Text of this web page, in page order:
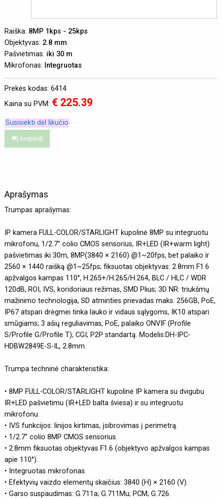
Raiška: 8MP 1kps - 25kps
Objektyvas: 2.8 mm
Pašvietimas: iki 30 m
Mikrofonas: Integruotas
Prekės kodas: 6414
Kaina su PVM: € 225.39
Susisiekti dėl likučio
Į krepšelį
Aprašymas
Trumpas aprašymas:
IP kamera FULL-COLOR/STARLIGHT kupolinė 8MP su integruotu
mikrofonu, 1/2.7” colio CMOS sensorius, IR+LED (IR+warm light)
pašvietimas iki 30m, 8MP(3840 × 2160) @1~20fps, bet palaiko ir
2560 × 1440 raišką @1~25fps; fiksuotas objektyvas: 2.8mm F1.6
apžvalgos kampas 110°, H.265+/H.265/H.264, BLC / HLC / WDR
120dB, ROI, IVS, koridoriaus režimas, SMD Plius; 3D NR: triukšmų
mažinimo technologija, SD atminties prievadas maks. 256GB, PoE,
IP67 atspari drėgmei tinka lauko ir vidaus sąlygoms, IK10 atspari
smūgiams; 3 ašių reguliavimas, PoE, palaiko ONVIF (Profile
S/Profile G/Profile T); CGI; P2P standartą. Modelis:DH-IPC-
HDBW2849E-S-IL, 2.8mm.
Trumpa techninė charakteristika:
• 8MP FULL-COLOR/STARLIGHT kupolinė IP kamera su dvigubu
IR+LED pašvietimu (IR+LED balta šviesa) ir su integruotu
mikrofonu.
• IVS funkcijos: linijos kirtimas, įsibrovimas į perimetrą.
• 1/2.7” colio 8MP CMOS sensorius.
• 2.8mm fiksuotas objektyvas F1.6 (objektyvo apžvalgos kampas
apie 110°).
• Integruotas mikrofonas.
• Efektyvių vaizdo elementų skaičius: 3840 (H) × 2160 (V).
• Garso suspaudimas: G.711a; G.711Mu; PCM; G.726.